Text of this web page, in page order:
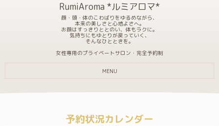
RumiAroma *ルミアロマ*
顔・頭・体のこわばりをゆるめながら、
本来の美しさと心地よさへ。
お顔はすっきりととのい、体もラクに。
気持ちにもゆとりが戻っていく、
そんなひとときを。
女性専用のプライベートサロン・完全予約制
MENU
予約状況カレンダー